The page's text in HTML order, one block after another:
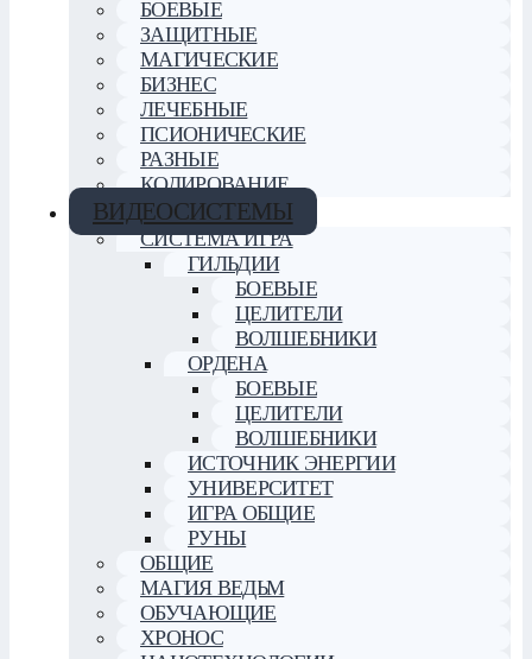
БОЕВЫЕ
ЗАЩИТНЫЕ
МАГИЧЕСКИЕ
БИЗНЕС
ЛЕЧЕБНЫЕ
ПСИОНИЧЕСКИЕ
РАЗНЫЕ
КОДИРОВАНИЕ
ВИДЕОСИСТЕМЫ
СИСТЕМА ИГРА
ГИЛЬДИИ
БОЕВЫЕ
ЦЕЛИТЕЛИ
ВОЛШЕБНИКИ
ОРДЕНА
БОЕВЫЕ
ЦЕЛИТЕЛИ
ВОЛШЕБНИКИ
ИСТОЧНИК ЭНЕРГИИ
УНИВЕРСИТЕТ
ИГРА ОБЩИЕ
РУНЫ
ОБЩИЕ
МАГИЯ ВЕДЬМ
ОБУЧАЮЩИЕ
ХРОНОС